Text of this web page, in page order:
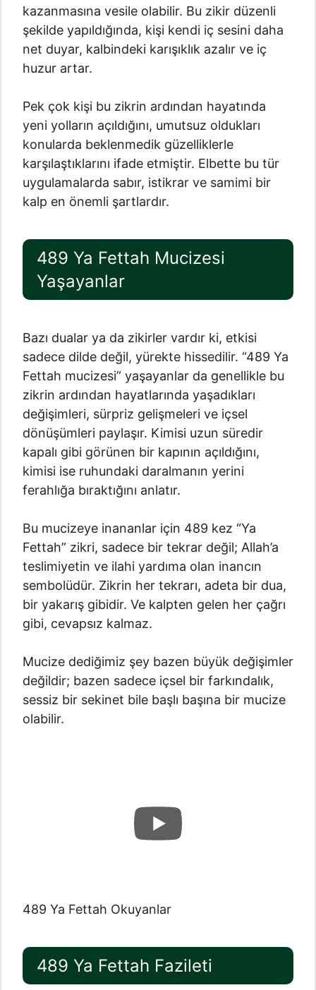
kazanmasına vesile olabilir. Bu zikir düzenli
şekilde yapıldığında, kişi kendi iç sesini daha
net duyar, kalbindeki karışıklık azalır ve iç
huzur artar.
Pek çok kişi bu zikrin ardından hayatında
yeni yolların açıldığını, umutsuz oldukları
konularda beklenmedik güzelliklerle
karşılaştıklarını ifade etmiştir. Elbette bu tür
uygulamalarda sabır, istikrar ve samimi bir
kalp en önemli şartlardır.
489 Ya Fettah Mucizesi
Yaşayanlar
Bazı dualar ya da zikirler vardır ki, etkisi
sadece dilde değil, yürekte hissedilir. “489 Ya
Fettah mucizesi” yaşayanlar da genellikle bu
zikrin ardından hayatlarında yaşadıkları
değişimleri, sürpriz gelişmeleri ve içsel
dönüşümleri paylaşır. Kimisi uzun süredir
kapalı gibi görünen bir kapının açıldığını,
kimisi ise ruhundaki daralmanın yerini
ferahlığa bıraktığını anlatır.
Bu mucizeye inananlar için 489 kez “Ya
Fettah” zikri, sadece bir tekrar değil; Allah’a
teslimiyetin ve ilahi yardıma olan inancın
sembolüdür. Zikrin her tekrarı, adeta bir dua,
bir yakarış gibidir. Ve kalpten gelen her çağrı
gibi, cevapsız kalmaz.
Mucize dediğimiz şey bazen büyük değişimler
değildir; bazen sadece içsel bir farkındalık,
sessiz bir sekinet bile başlı başına bir mucize
olabilir.
489 Ya Fettah Okuyanlar
489 Ya Fettah Fazileti